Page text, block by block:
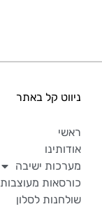
ניווט קל באתר
ראשי
אודותינו
מערכות ישיבה
כורסאות מעוצבות
שולחנות לסלון